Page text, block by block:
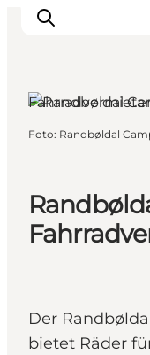
Erlebnisse
Unterkünfte
Der
bietet Räder
Foto: Randbøldal